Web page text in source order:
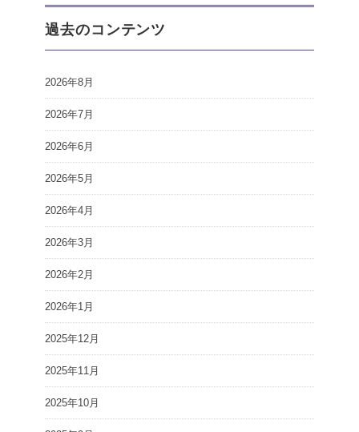
過去のコンテンツ
2026年8月
2026年7月
2026年6月
2026年5月
2026年4月
2026年3月
2026年2月
2026年1月
2025年12月
2025年11月
2025年10月